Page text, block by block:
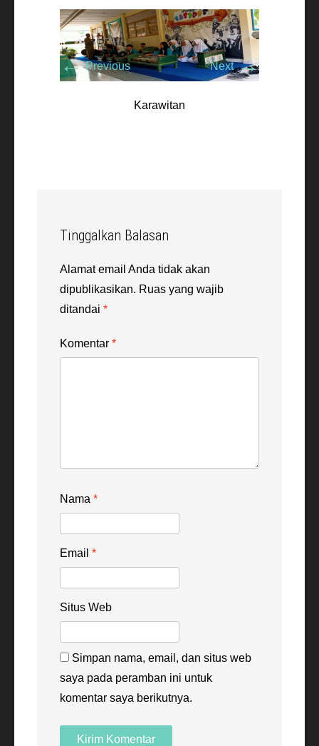
←Previous Next→
Karawitan
Tinggalkan Balasan
Alamat email Anda tidak akan
dipublikasikan. Ruas yang wajib
ditandai *
Komentar *
Nama *
Email *
Situs Web
Simpan nama, email, dan situs web
saya pada peramban ini untuk
komentar saya berikutnya.